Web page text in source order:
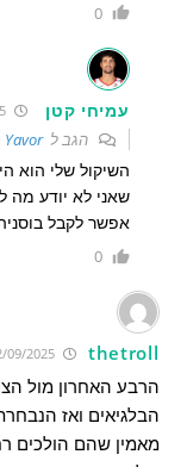
0
עמיחי קטן
הגב לYavor
השיקול שלי הוא
שאני לא יודע מה
אפשר לקבל
0
thetroll
02/09/2025 20:52:56
הרבע האחרון מול
הבלגיאים ואז
מאמין שהם הולכים